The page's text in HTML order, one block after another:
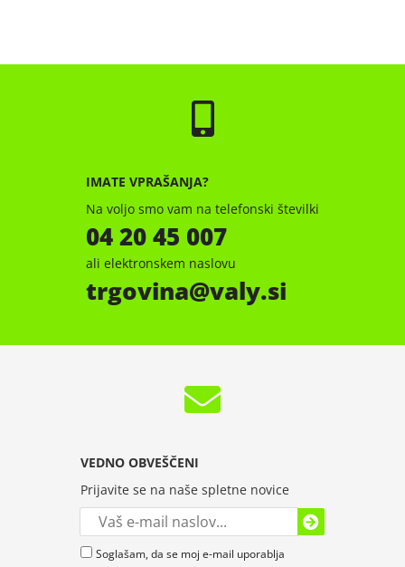
IMATE VPRAŠANJA?
Na voljo smo vam na telefonski številki
04 20 45 007
ali elektronskem naslovu
trgovina valy.si
VEDNO OBVEŠČENI
Prijavite se na naše spletne novice
Soglašam, da se moj e-mail uporablja